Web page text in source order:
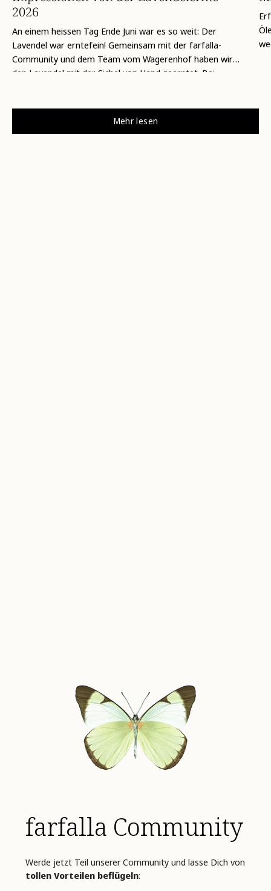
2026
An einem heissen Tag Ende Juni war es so weit: Der
Lavendel war erntefein! Gemeinsam mit der farfalla-
Community und dem Team vom Wagerenhof haben wir
den Lavendel mit der Sichel von Hand geerntet. Bei
Mehr lesen
farfalla Community
Werde jetzt Teil unserer Community und lasse Dich von
tollen Vorteilen beflügeln: